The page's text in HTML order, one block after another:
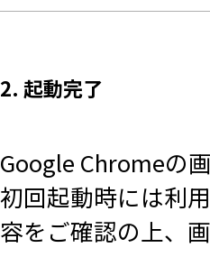
2. 起動完了
Google Chromeの
初回起動時には利
容をご確認の上、